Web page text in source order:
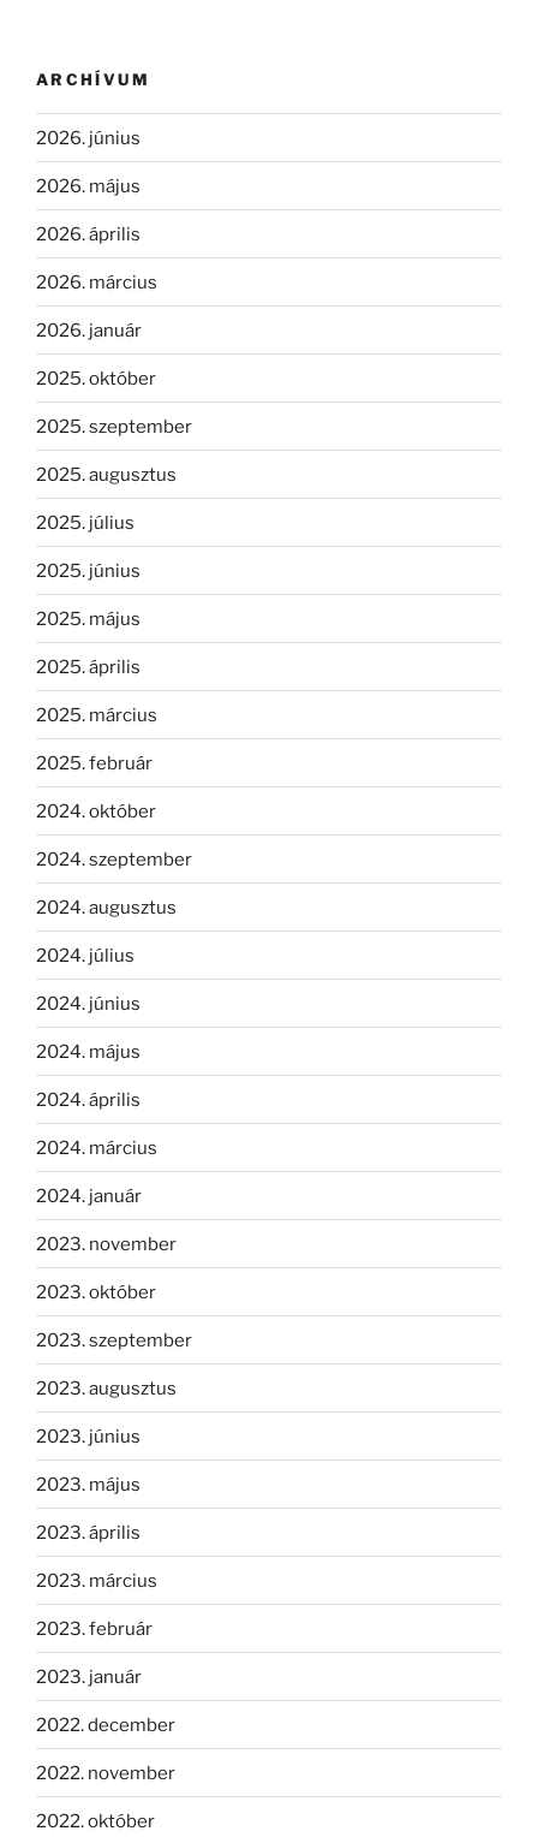
ARCHÍVUM
2026. június
2026. május
2026. április
2026. március
2026. január
2025. október
2025. szeptember
2025. augusztus
2025. július
2025. június
2025. május
2025. április
2025. március
2025. február
2024. október
2024. szeptember
2024. augusztus
2024. július
2024. június
2024. május
2024. április
2024. március
2024. január
2023. november
2023. október
2023. szeptember
2023. augusztus
2023. június
2023. május
2023. április
2023. március
2023. február
2023. január
2022. december
2022. november
2022. október